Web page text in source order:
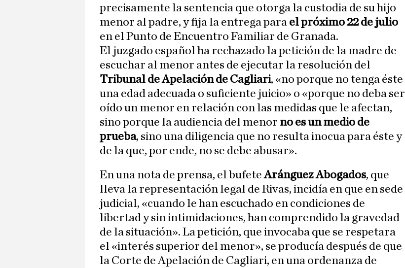
precisamente la sentencia que otorga la custodia de su hijo
menor al padre, y fija la entrega para el próximo 22 de julio
en el Punto de Encuentro Familiar de Granada.
El juzgado español ha rechazado la petición de la madre de
escuchar al menor antes de ejecutar la resolución del
Tribunal de Apelación de Cagliari, «no porque no tenga éste
una edad adecuada o suficiente juicio» o «porque no deba ser
oído un menor en relación con las medidas que le afectan,
sino porque la audiencia del menor no es un medio de
prueba, sino una diligencia que no resulta inocua para éste y
de la que, por ende, no se debe abusar».
En una nota de prensa, el bufeteAránguez Abogados, que
lleva la representación legal de Rivas, incidía en que en sede
judicial, «cuando le han escuchado en condiciones de
libertad y sin intimidaciones, han comprendido la gravedad
de la situación». La petición, que invocaba que se respetara
el «interés superior del menor», se producía después de que
la Corte de Apelación de Cagliari, en una ordenanza de